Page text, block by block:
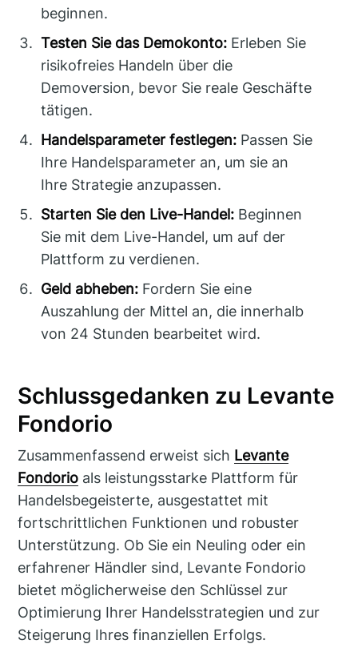
beginnen.
Testen Sie das Demokonto: Erleben Sie
risikofreies Handeln über die
Demoversion, bevor Sie reale Geschäfte
tätigen.
Handelsparameter festlegen: Passen Sie
Ihre Handelsparameter an, um sie an
Ihre Strategie anzupassen.
Starten Sie den Live-Handel: Beginnen
Sie mit dem Live-Handel, um auf der
Plattform zu verdienen.
Geld abheben: Fordern Sie eine
Auszahlung der Mittel an, die innerhalb
von 24 Stunden bearbeitet wird.
Schlussgedanken zu Levante
Fondorio
Zusammenfassend erweist sich Levante
Fondorio als leistungsstarke Plattform für
Handelsbegeisterte, ausgestattet mit
fortschrittlichen Funktionen und robuster
Unterstützung. Ob Sie ein Neuling oder ein
erfahrener Händler sind, Levante Fondorio
bietet möglicherweise den Schlüssel zur
Optimierung Ihrer Handelsstrategien und zur
Steigerung Ihres finanziellen Erfolgs.